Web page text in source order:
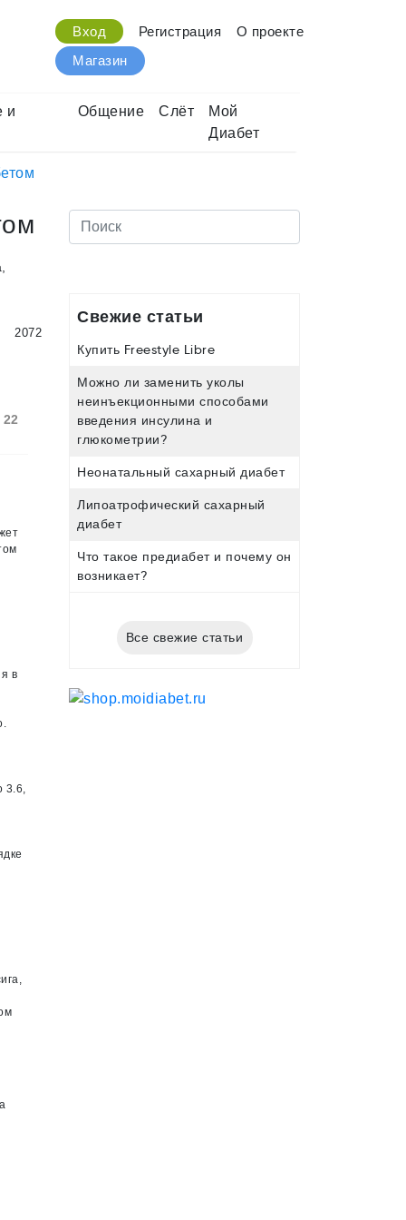
Вход Регистрация
О проекте
Магазин
и
Общение Слёт
Мой
Диабет
2072
22
в
3.6,
Свежие статьи
Купить Freestyle Libre
Можно ли заменить уколы
неинъекционными способами
введения инсулина и
глюкометрии?
Неонатальный сахарный диабет
Липоатрофический сахарный
диабет
Что такое предиабет и почему он
возникает?
Все свежие статьи